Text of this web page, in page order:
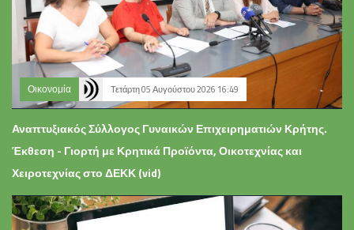
Οικονομία Τετάρτη 05 Αυγούστου 2026 16:49
Αναπτυξιακός Σύλλογος Γυναικών Επιχειρηματιών Κρήτης.
Έκθεση - Γιορτή με Κρητικά Προϊόντα, Οικοτεχνίας και
Χειροτεχνίας στο ΔΕΚΚ (vid)